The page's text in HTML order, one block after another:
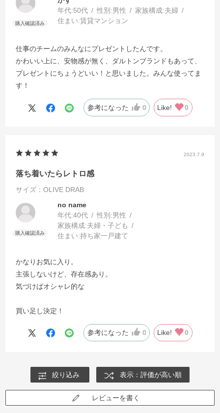
年代:50代 性別:男性 家族構成:夫婦
住まい:賃貸マンション
仕事のチームのみんなにプレゼントしたんです。
かわいい上に、安物感が無く、ダルトンブランドもあって、
プレゼントにちょうどいい！と思いました。みんな使ってま
す！
参考になった 0 Like! 0
2023.7.9
落ち着いたらレトロ感
サイズ：OLIVE DRAB
no name
年代:40代 性別:男性
家族構成:夫婦・子ども
住まい:持ち家一戸建て
かなりお気に入り。
主張しないけど、存在感あり。
気づけばオシャレ的な
買い足し決定！
参考になった 0 Like! 0
絞り込み 表示：評価が高い順
レビューを書く